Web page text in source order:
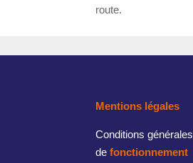
route.
Mentions légales
Conditions générales
defonctionnement